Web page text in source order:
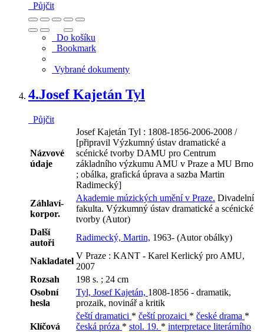
Půjčit
Do košíku
Bookmark
Vybrané dokumenty
4.Josef Kajetán Tyl
Půjčit
Názvové
údaje
Josef Kajetán Tyl : 1808-1856-2006-2008 /
[připravil Výzkumný ústav dramatické a
scénické tvorby DAMU pro Centrum
základního výzkumu AMU v Praze a MU Brno
; obálka, grafická úprava a sazba Martin
Radimecký]
Záhlaví-
korpor.
Akademie múzických umění v Praze. Divadelní
fakulta. Výzkumný ústav dramatické a scénické
tvorby (Autor)
Další
autoři
Radimecký, Martin, 1963- (Autor obálky)
Nakladatel
V Praze : KANT - Karel Kerlický pro AMU,
2007
Rozsah
198 s. ; 24 cm
Osobní
hesla
Tyl, Josef Kajetán, 1808-1856 - dramatik,
prozaik, novinář a kritik
Klíčová
čeští dramatici * čeští prozaici * české drama *
česká próza * stol. 19. * interpretace literárního